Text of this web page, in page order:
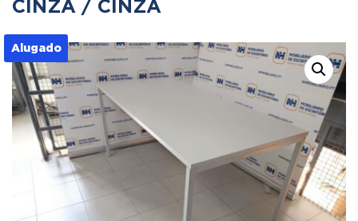
CINZA / CINZA
Alugado